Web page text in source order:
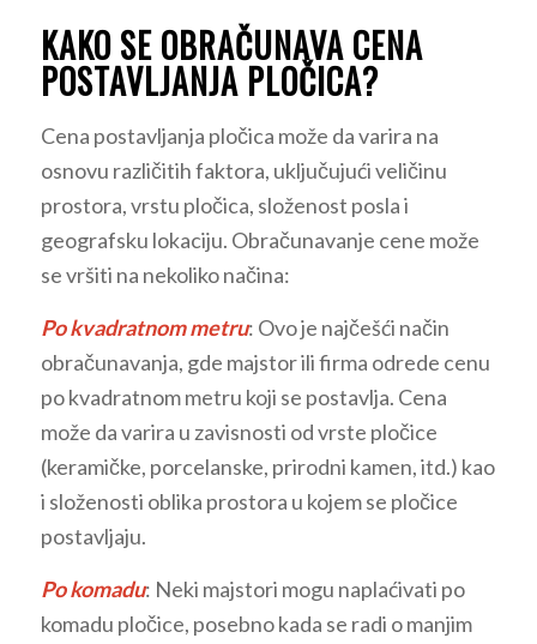
KAKO SE OBRAČUNAVA CENA
POSTAVLJANJA PLOČICA­?
Cena postavljanja pločica može da varira na
osnovu različitih faktora, uključujući veličinu
prostora, vrstu pločica, složenost posla i
geografsku lokaciju. Obračunavanje cene može
se vršiti na nekoliko načina:
Po kvadratnom metru: Ovo je najčešći način
obračunavanja, gde majstor ili firma odrede cenu
po kvadratnom metru koji se postavlja. Cena
može da varira u zavisnosti od vrste pločice
(keramičke, porcelanske, prirodni kamen, itd.) kao
i složenosti oblika prostora u kojem se pločice
postavljaju.
Po komadu: Neki majstori mogu naplaćivati po
komadu pločice, posebno kada se radi o manjim